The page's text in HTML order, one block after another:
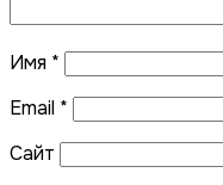
Имя *
Email *
Сайт